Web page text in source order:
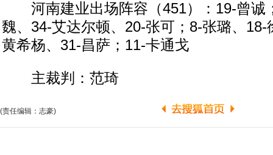
河南建业出场阵容（451）：19-曾诚
魏、34-艾达尔顿、20-张可；8-张璐、18-
黄希杨、31-昌萨；11-卡通戈
主裁判：范琦
(责任编辑：志豪)